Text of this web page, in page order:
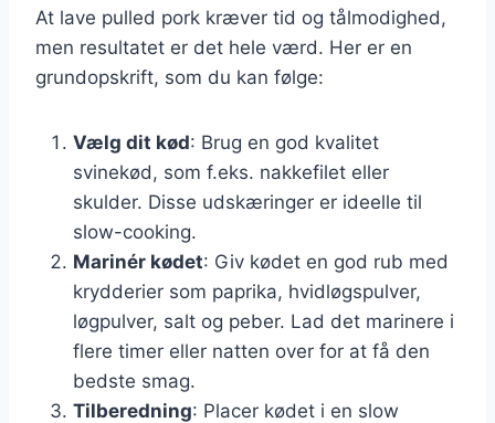
At lave pulled pork kræver tid og tålmodighed,
men resultatet er det hele værd. Her er en
grundopskrift, som du kan følge:
Vælg dit kød: Brug en god kvalitet
svinekød, som f.eks. nakkefilet eller
skulder. Disse udskæringer er ideelle til
slow-cooking.
Marinér kødet: Giv kødet en god rub med
krydderier som paprika, hvidløgspulver,
løgpulver, salt og peber. Lad det marinere i
flere timer eller natten over for at få den
bedste smag.
Tilberedning: Placer kødet i en slow